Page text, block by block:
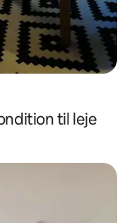
til leje